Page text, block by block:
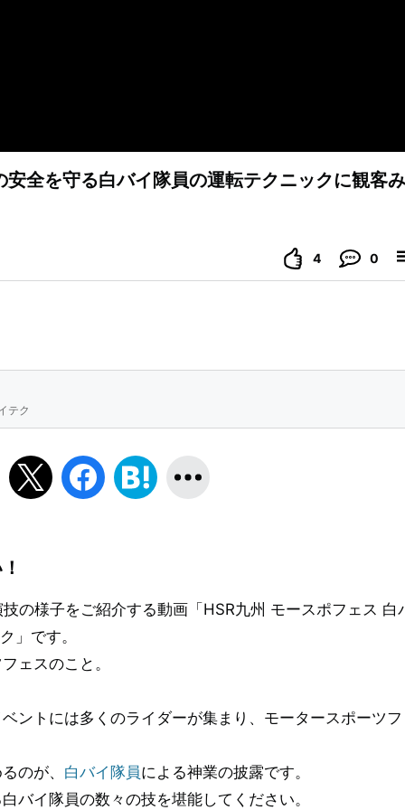
全を守る白バイ隊員の運転テクニックに観客
4 0
テク
の様子をご紹介する動画「HSR九州 モースポフェス 白
」です。
ェスのこと。
ントには多くのライダーが集まり、モータースポーツフ
のが、 白バイ隊員による神業の披露です。
バイ隊員の数々の技を堪能してください。